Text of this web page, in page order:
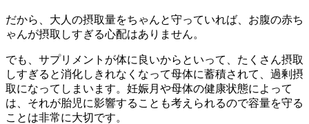
だから、大人の摂取量をちゃんと守っていれば、お腹の赤ち
ゃんが摂取しすぎる心配はありません。
でも、サプリメントが体に良いからといって、たくさん摂取
しすぎると消化しきれなくなって母体に蓄積されて、過剰摂
取になってしまいます。妊娠月や母体の健康状態によって
は、それが胎児に影響することも考えられるので容量を守る
ことは非常に大切です。